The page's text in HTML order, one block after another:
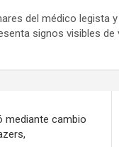
del médico legista
signos visibles de
mediante cambio